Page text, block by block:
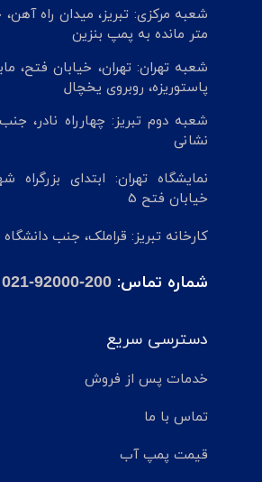
متر مانده به پمپ بنزین
شعبه تهران: تهران، خیابان فتح،
پاستوریزه، روبروی یخچال
شعبه دوم تبریز: چهارراه نادر،
نشانی
نمایشگاه تهران: ابتدای بزرگراه
خیابان فتح 5
کارخانه تبریز: قراملک، جنب
شماره تماس: 021-92000-200
دسترسی سریع
خدمات پس از فروش
تماس با ما
قیمت پمپ آب